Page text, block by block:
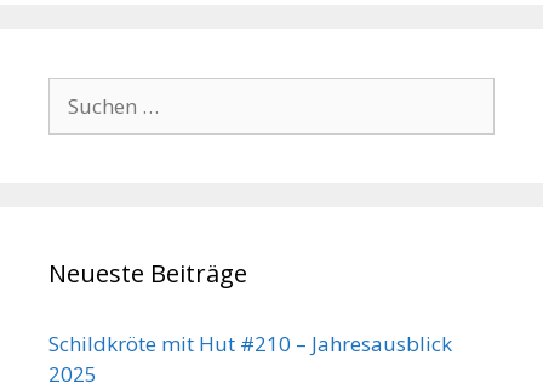
nach:
Neueste Beiträge
Schildkröte mit Hut #210 – Jahresausblick
2025